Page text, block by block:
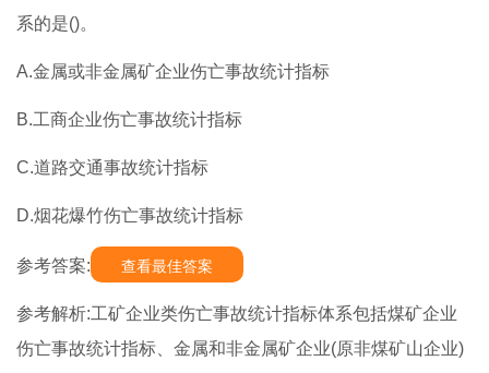
系的是()。
A.金属或非金属矿企业伤亡事故统计指标
B.工商企业伤亡事故统计指标
C.道路交通事故统计指标
D.烟花爆竹伤亡事故统计指标
参考答案: 查看最佳答案
参考解析:工矿企业类伤亡事故统计指标体系包括煤矿企业
伤亡事故统计指标、金属和非金属矿企业(原非煤矿山企业)